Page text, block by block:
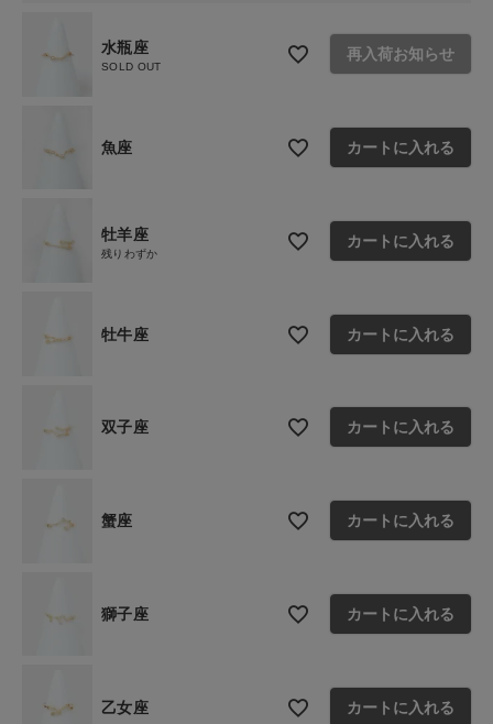
ご利用ガイド
ショップリスト
水瓶座
SOLD OUT
再入荷お知らせ
魚座 カートに入れる
牡羊座
残りわずか
カートに入れる
牡牛座 カートに入れる
双子座 カートに入れる
蟹座 カートに入れる
獅子座 カートに入れる
乙女座 カートに入れる